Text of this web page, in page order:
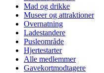
Mad og drikke
Museer og attraktioner
Overnatning
Ladestandere
Pusleområde
Hjertestarter
Alle medlemmer
Gavekortmodtagere